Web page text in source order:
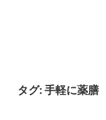
タグ: 手軽に薬膳